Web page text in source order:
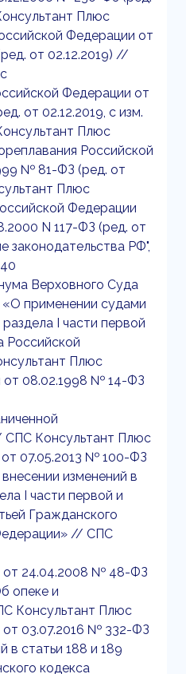
Плюс
Федерации от
от 02.12.2019) //
Федерации от
от 02.12.2019, с изм.
Плюс
Российской
№ 81-ФЗ (ред. от
Плюс
Федерации
N 117-ФЗ (ред. от
законодательства РФ",
Верховного Суда
применении судами
I части первой
Российской
Плюс
от 08.02.1998 № 14-ФЗ
СПС Консультант Плюс
от 07.05.2013 № 100-ФЗ
изменений в
I части первой и
Гражданского
// СПС
от 24.04.2008 № 48-ФЗ
опеке и
Консультант Плюс
от 03.07.2016 № 332-ФЗ
в статьи 188 и 189
кодекса